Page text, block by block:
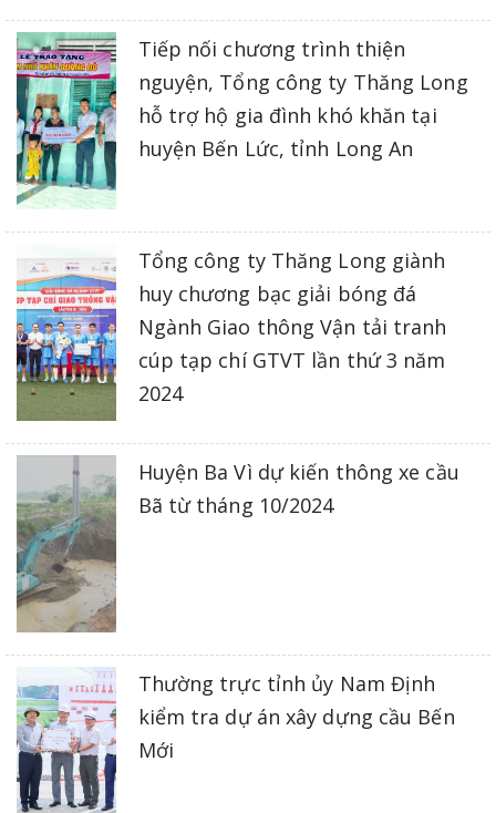
Tiếp nối chương trình thiện
nguyện, Tổng công ty Thăng Long
hỗ trợ hộ gia đình khó khăn tại
huyện Bến Lức, tỉnh Long An
Tổng công ty Thăng Long giành
huy chương bạc giải bóng đá
Ngành Giao thông Vận tải tranh
cúp tạp chí GTVT lần thứ 3 năm
2024
Huyện Ba Vì dự kiến thông xe cầu
Bã từ tháng 10/2024
Thường trực tỉnh ủy Nam Định
kiểm tra dự án xây dựng cầu Bến
Mới